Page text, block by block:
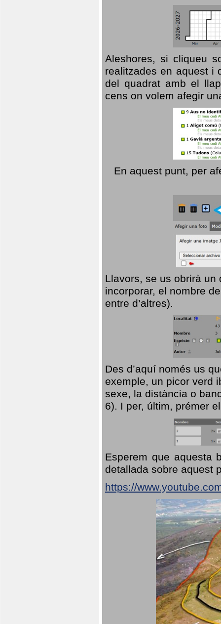
Aleshores, si cliqueu
realitzades en aquest i
del quadrat amb el
cens on volem afegir
En aquest punt, per
Llavors, se us obrirà
incorporar, el nombre
entre d’altres).
Des d’aquí només us
exemple, un picor verd
sexe, la distància o
6). I per, últim, prémer
Esperem que aquesta
detallada sobre aquest
https://